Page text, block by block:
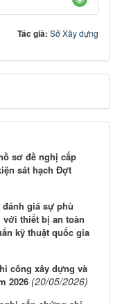
Tác giả: Sở Xây dựng
sơ đề nghị cấp
sát hạch Đợt
giá sự phù
thiết bị an toàn
kỹ thuật quốc gia
công xây dựng và
2026 (20/05/2026)